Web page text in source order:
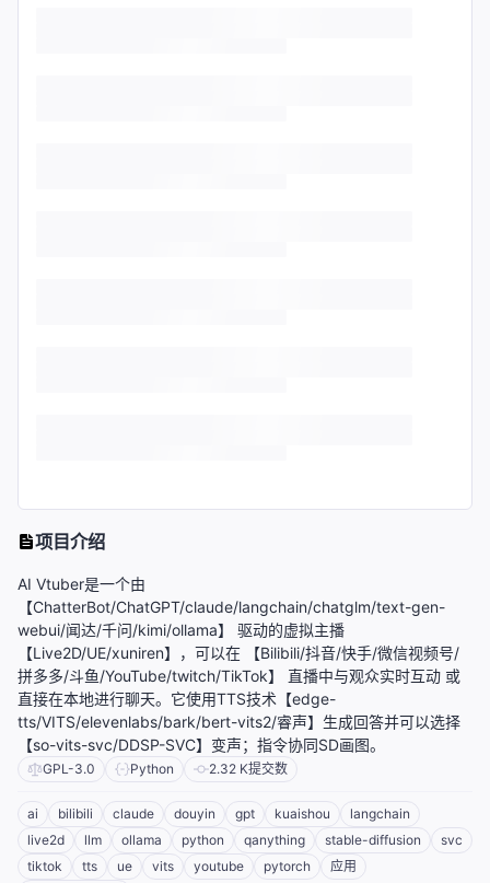
项目介绍
AI Vtuber是一个由
【ChatterBot/ChatGPT/claude/langchain/chatglm/text-gen-
webui/闻达/千问/kimi/ollama】 驱动的虚拟主播
【Live2D/UE/xuniren】，可以在 【Bilibili/抖音/快手/微信视频号/
拼多多/斗鱼/YouTube/twitch/TikTok】 直播中与观众实时互动 或
直接在本地进行聊天。它使用TTS技术【edge-
tts/VITS/elevenlabs/bark/bert-vits2/睿声】生成回答并可以选择
【so-vits-svc/DDSP-SVC】变声；指令协同SD画图。
GPL-3.0 Python 2.32 K提交数
ai bilibili claude douyin gpt kuaishou
langchain
live2d
llm ollama python qanything stable-diffusion
svc
tiktok
tts ue vits youtube pytorch
应用